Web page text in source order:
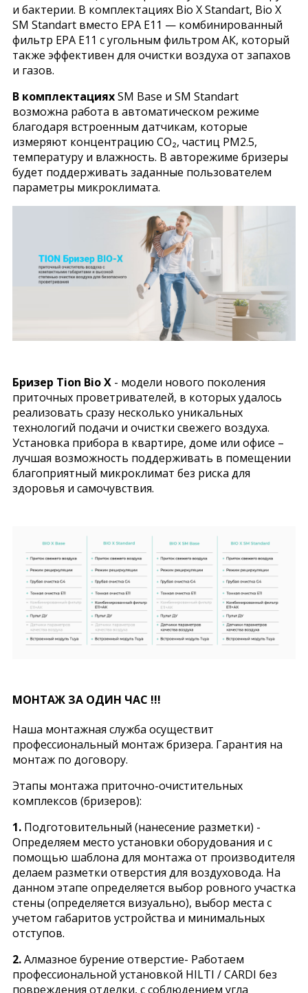
и бактерии. В комплектациях Bio X Standart, Bio X
SM Standart вместо ЕРА Е11 — комбинированный
фильтр ЕРА Е11 с угольным фильтром АК, который
также эффективен для очистки воздуха от запахов
и газов.
В комплектацияхSM Base и SM Standart
возможна работа в автоматическом режиме
благодаря встроенным датчикам, которые
измеряют концентрацию СО₂, частиц PM2.5,
температуру и влажность. В авторежиме бризеры
будет поддерживать заданные пользователем
параметры микроклимата.
Бризер Tion Bio X - модели нового поколения
приточных проветривателей, в которых удалось
реализовать сразу несколько уникальных
технологий подачи и очистки свежего воздуха.
Установка прибора в квартире, доме или офисе –
лучшая возможность поддерживать в помещении
благоприятный микроклимат без риска для
здоровья и самочувствия.
МОНТАЖ ЗА ОДИН ЧАС !!!
Наша монтажная служба осуществит
профессиональный монтаж бризера. Гарантия на
монтаж по договору.
Этапы монтажа приточно-очистительных
комплексов (бризеров):
1. Подготовительный (нанесение разметки) -
Определяем место установки оборудования и с
помощью шаблона для монтажа от производителя
делаем разметки отверстия для воздуховода. На
данном этапе определяется выбор ровного участка
стены (определяется визуально), выбор места с
учетом габаритов устройства и минимальных
отступов.
2.Алмазное бурение отверстие- Работаем
профессиональной установкой HILTI / CARDI без
повреждения отделки, с соблюдением угла